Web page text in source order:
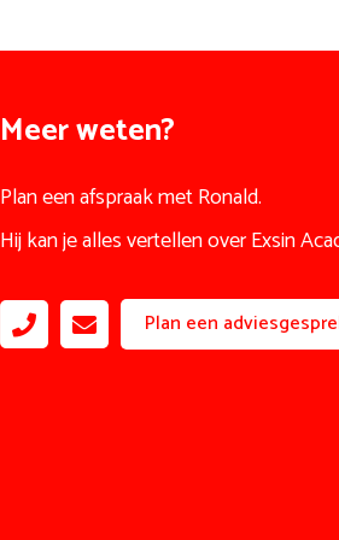
Meer weten?
Plan een afspraak met Ronald.
Hij kan je alles vertellen over Exsin
Plan een